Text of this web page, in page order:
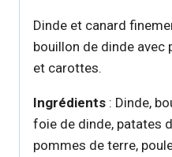
Dinde et canard
bouillon de dinde avec
et carottes.
Ingrédients : Dinde,
foie de dinde, patates
pommes de terre,